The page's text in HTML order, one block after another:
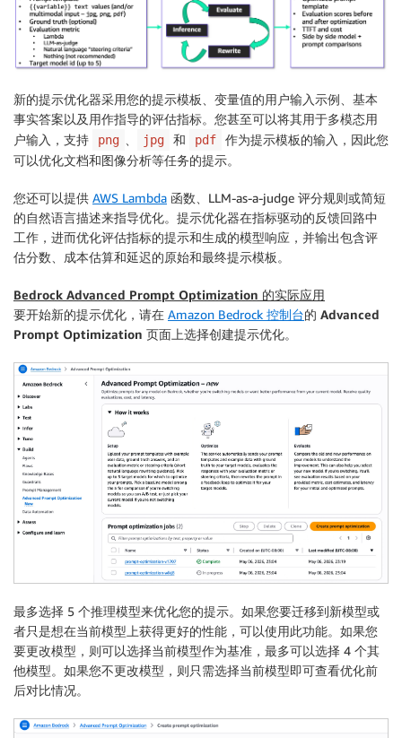
新的提示优化器采用您的提示模板、变量值的用户输入示例、基本
事实答案以及用作指导的评估指标。您甚至可以将其用于多模态用
户输入，支持
png 、 jpg 和 pdf
作为提示模板的输入，因此您
可以优化文档和图像分析等任务的提示。
您还可以提供 AWS Lambda 函数、LLM-as-a-judge 评分规则或简短
的自然语言描述来指导优化。提示优化器在指标驱动的反馈回路中
工作，进而优化评估指标的提示和生成的模型响应，并输出包含评
估分数、成本估算和延迟的原始和最终提示模板。
Bedrock Advanced Prompt Optimization 的实际应用
要开始新的提示优化，请在 Amazon Bedrock 控制台的 Advanced
Prompt Optimization 页面上选择创建提示优化。
最多选择 5 个推理模型来优化您的提示。如果您要迁移到新模型或
者只是想在当前模型上获得更好的性能，可以使用此功能。如果您
要更改模型，则可以选择当前模型作为基准，最多可以选择 4 个其
他模型。如果您不更改模型，则只需选择当前模型即可查看优化前
后对比情况。